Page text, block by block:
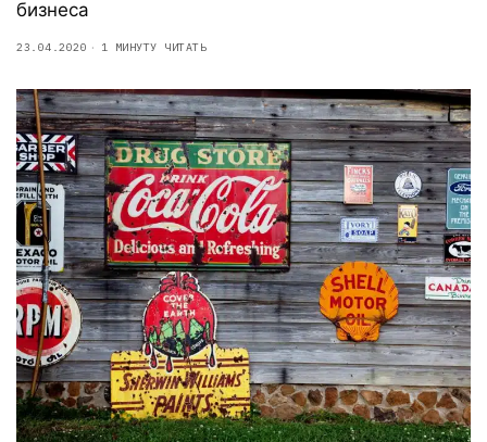
бизнеса
23.04.2020 1 МИНУТУ ЧИТАТЬ